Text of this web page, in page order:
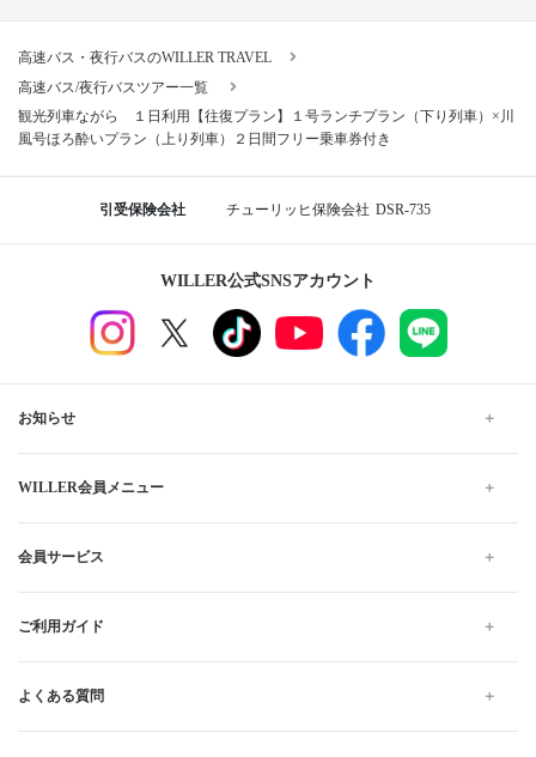
高速バス・夜行バスのWILLER TRAVEL
高速バス/夜行バスツアー一覧
観光列車ながら １日利用【往復プラン】１号ランチプラン（下り列車）×川
風号ほろ酔いプラン（上り列車）２日間フリー乗車券付き
引受保険会社 チューリッヒ保険会社 DSR-735
WILLER公式SNSアカウント
お知らせ
WILLER会員メニュー
会員サービス
ご利用ガイド
よくある質問